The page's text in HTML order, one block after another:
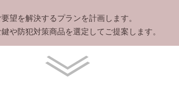
望を解決するプランを計画します。
や防犯対策商品を選定してご提案します。